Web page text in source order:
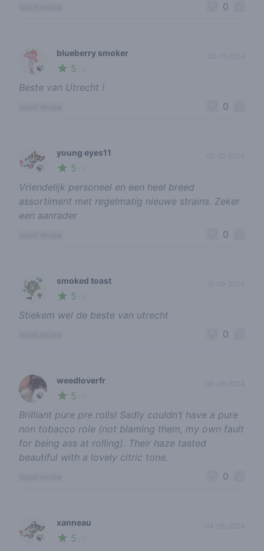
0
🍃
blueberry smoker
5
Beste van Utrecht !
0
🍃
young eyes11
5
Vriendelijk personeel en een heel breed
assortiment met regelmatig nieuwe strains. Zeker
een aanrader
0
🥦
smoked toast
5
Stiekem wel de beste van utrecht
0
🍃
weedloverfr
5
Brilliant pure pre rolls! Sadly couldn’t have a pure
non tobacco role (not blaming them, my own fault
for being ass at rolling). Their haze tasted
beautiful with a lovely citric tone.
0
🍃
xanneau
5